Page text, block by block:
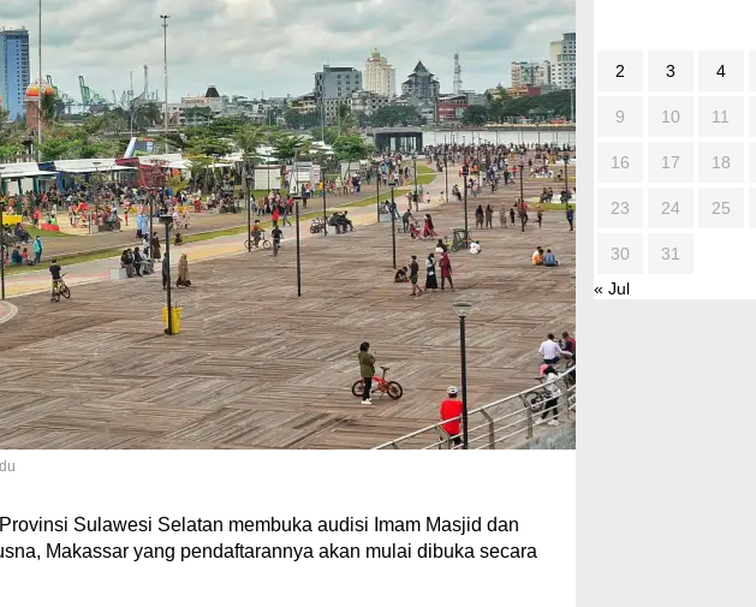
Sulawesi Selatan membuka audisi Imam Masjid dan
Makassar yang pendaftarannya akan mulai dibuka secara
2 3 4
9 10 11
16 17 18
23 24 25
30
31
« Jul